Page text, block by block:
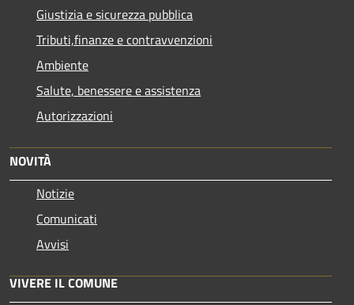
Giustizia e sicurezza pubblica
Tributi,finanze e contravvenzioni
Ambiente
Salute, benessere e assistenza
Autorizzazioni
NOVITÀ
Notizie
Comunicati
Avvisi
VIVERE IL COMUNE